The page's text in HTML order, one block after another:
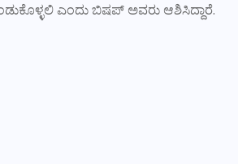
ಎಂದು ಬಿಷಪ್ ಅವರು ಆಶಿಸಿದ್ದಾರೆ.